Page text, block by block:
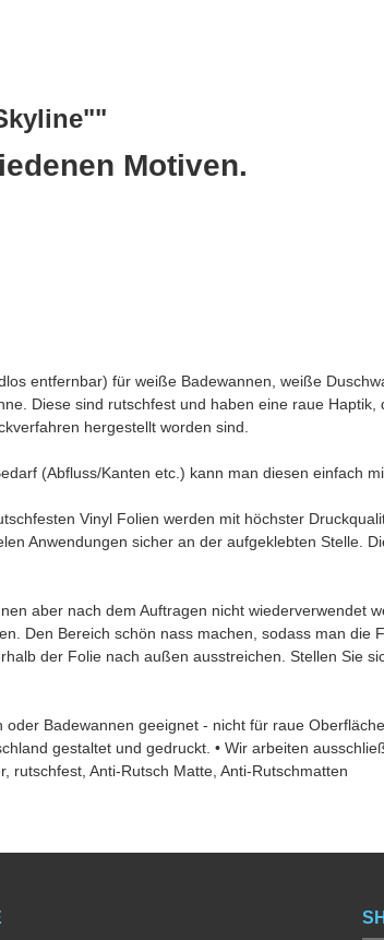
Motiven.
entfernbar) für weiße Badewannen, weiße
Diese sind rutschfest und haben eine raue
hergestellt worden sind.
(Abfluss/Kanten etc.) kann man diesen einfach
Vinyl Folien werden mit höchster
Anwendungen sicher an der aufgeklebten Stelle.
aber nach dem Auftragen nicht wiederverwendet
Den Bereich schön nass machen, sodass man die
der Folie nach außen ausstreichen. Stellen Sie
Badewannen geeignet - nicht für raue
gestaltet und gedruckt. • Wir arbeiten
rutschfest, Anti-Rutsch Matte, Anti-Rutschmatten